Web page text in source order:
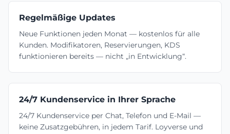
Regelmäßige Updates
Neue Funktionen jeden Monat — kostenlos für alle
Kunden. Modifikatoren, Reservierungen, KDS
funktionieren bereits — nicht „in Entwicklung“.
24/7 Kundenservice in Ihrer Sprache
24/7 Kundenservice per Chat, Telefon und E-Mail —
keine Zusatzgebühren, in jedem Tarif. Loyverse und